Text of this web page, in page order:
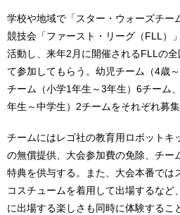
学校や地域で「スター・ウォーズチー
競技会「ファースト・リーグ（FLL）
活動し、来年2月に開催されるFLLの
て参加してもらう。幼児チーム（4歳
チーム（小学1年生～3年生）6チーム
年生～中学生）2チームをそれぞれ募集
チームにはレゴ社の教育用ロボットキ
の無償提供、大会参加費の免除、チー
特典を供与する。また、大会本番では
コスチュームを着用して出場するなど
に出場する楽しさも同時に体験するこ